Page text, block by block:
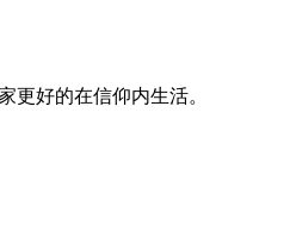
更好的在信仰内生活。